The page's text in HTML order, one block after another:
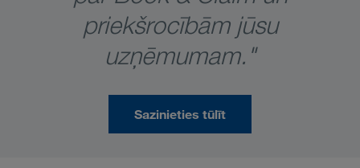
priekšrocībām jūsu
uzņēmumam."
Sazinieties tūlīt